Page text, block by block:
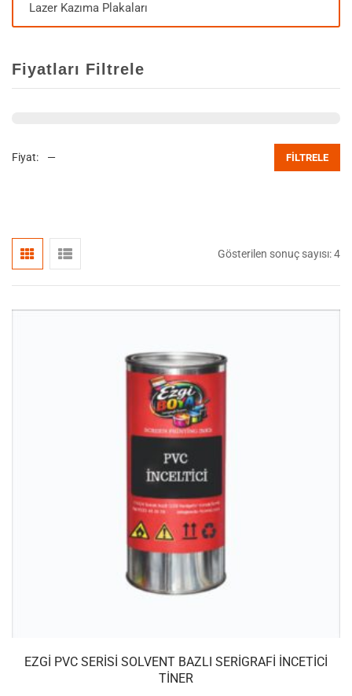
Lazer Kazıma Plakaları
Fiyatları Filtrele
FILTRELE
Fiyat: —
Gösterilen sonuç sayısı: 4
EZGI PVC SERISI SOLVENT BAZLI SERIGRAFI İNCETICI
TINER